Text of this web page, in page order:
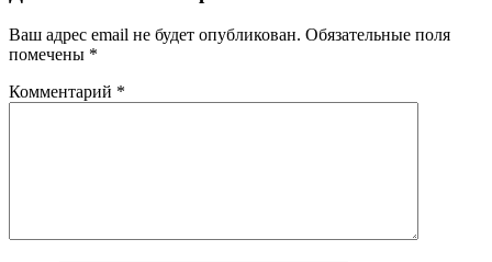
Ваш адрес email не будет опубликован. Обязательные поля
помечены *
Комментарий *